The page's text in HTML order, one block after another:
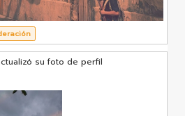
su foto de perfil